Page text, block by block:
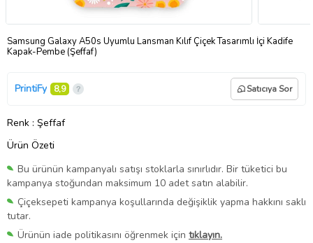
Samsung Galaxy A50s Uyumlu Lansman Kılıf Çiçek Tasarımlı İçi Kadife
Kapak-Pembe (Şeffaf)
PrintiFy 8,9 Satıcıya Sor
Renk : Şeffaf
Ürün Özeti
Bu ürünün kampanyalı satışı stoklarla sınırlıdır. Bir tüketici bu
kampanya stoğundan maksimum 10 adet satın alabilir.
Çiçeksepeti kampanya koşullarında değişiklik yapma hakkını saklı
tutar.
Ürünün iade politikasını öğrenmek için tıklayın.